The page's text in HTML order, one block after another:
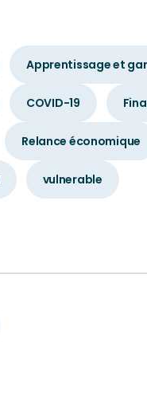
Apprentissage et
COVID-19
Relance économique
vulnerable